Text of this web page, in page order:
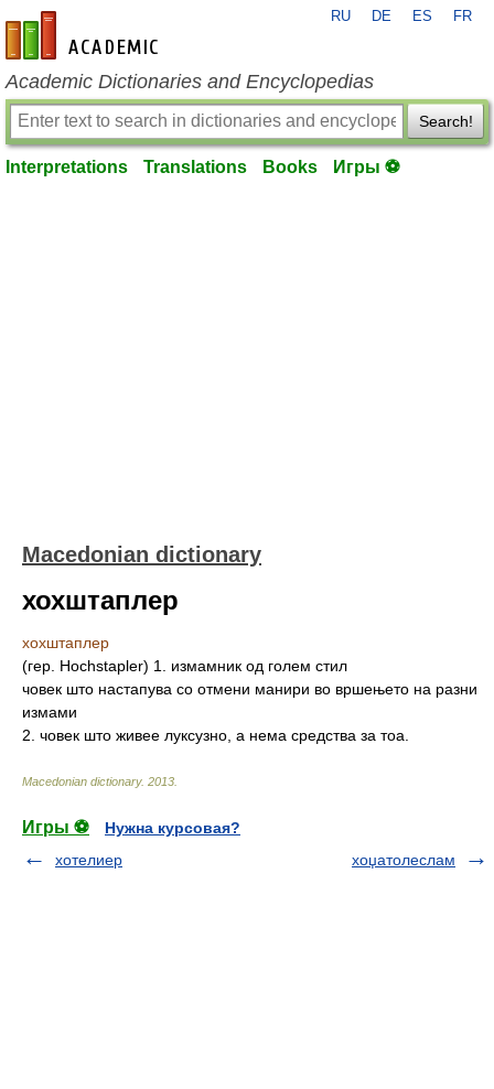
en-academic.com
RU DE ES FR
Academic Dictionaries and Encyclopedias
Search!
Interpretations Translations Books Игры ⚽
Macedonian dictionary
хохштаплер
хохштаплер
(гер. Hochstapler) 1. измамник од голем стил
човек што настапува со отмени манири во вршењето на разни
измами
2. човек што живее луксузно, а нема средства за тоа.
Macedonian dictionary. 2013
Игры ⚽
Нужна курсовая?
хотелиер
хоџатолеслам